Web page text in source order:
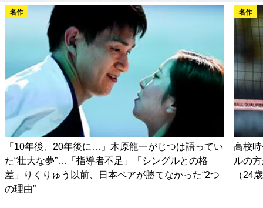
名作
「10年後、20年後に…」木原龍一がじつは語ってい
た“壮大な夢”…「指導者不足」「シングルとの格
差」りくりゅう以前、日本ペアが勝てなかった“2つ
の理由”
名作
高校
ルの
（24